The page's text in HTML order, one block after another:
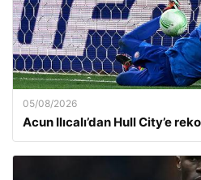
05/08/2026
Acun Ilıcalı’dan Hull City’e